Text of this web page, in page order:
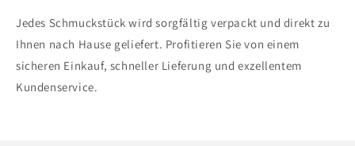
Jedes Schmuckstück wird sorgfältig verpackt und direkt zu
Ihnen nach Hause geliefert. Profitieren Sie von einem
sicheren Einkauf, schneller Lieferung und exzellentem
Kundenservice.